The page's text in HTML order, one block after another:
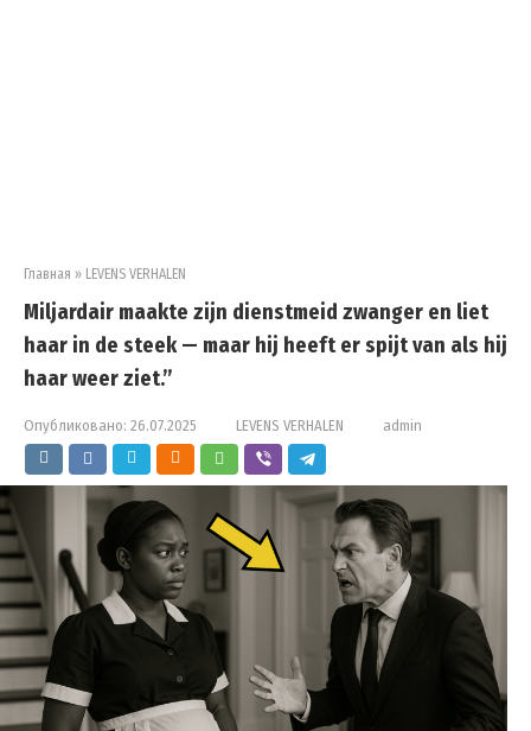
Главная » LEVENS VERHALEN
Miljardair maakte zijn dienstmeid zwanger en liet
haar in de steek — maar hij heeft er spijt van als hij
haar weer ziet.”
Опубликовано: 26.07.2025 LEVENS VERHALEN admin